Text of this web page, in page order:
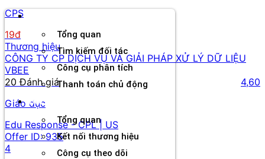
Tổng quan
Tìm kiếm đối tác
Công cụ phân tích
Thanh toán chủ động
Đối tác
Tổng quan
Kết nối thương hiệu
Công cụ theo dõi
CPS
19đ
Thương hiệu
CÔNG TY CP DỊCH VỤ VÀ GIẢI PHÁP XỬ LÝ DỮ LIỆU
VBEE
20 Đánh giá
4,60
Giáo dục
Edu Response - CPL | US
Offer ID: 935
4